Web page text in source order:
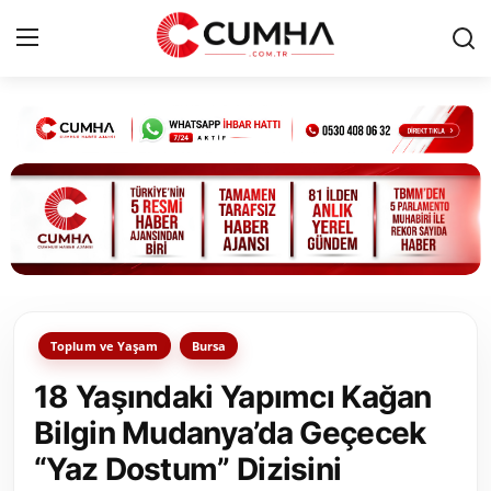
Kurumsal
Cumhurbaşkanlığı
Bakanlıklar
Siyasi Partiler
Yerel Yönetimler
Mülki İdare
Toplum ve Yaşam Bursa
18 Yaşındaki Yapımcı Kağan
Bilgin Mudanya’da Geçecek
“Yaz Dostum” Dizisini